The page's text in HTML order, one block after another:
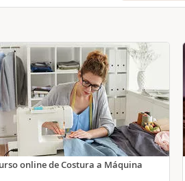
online de Costura a Máquina